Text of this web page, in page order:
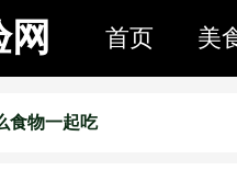
首页 美
食物一起吃